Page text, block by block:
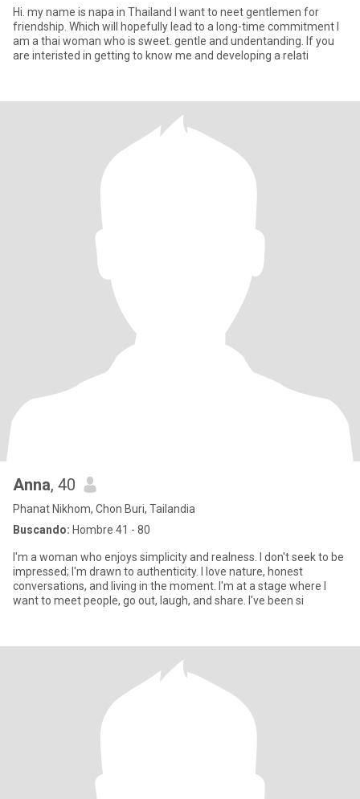
Hi. my name is napa in Thailand I want to neet gentlemen for
friendship. Which will hopefully lead to a long-time commitment I
am a thai woman who is sweet. gentle and undentanding. If you
are interisted in getting to know me and developing a relati
Anna, 40
Phanat Nikhom, Chon Buri, Tailandia
Buscando: Hombre 41 - 80
I'm a woman who enjoys simplicity and realness. I don't seek to be
impressed; I'm drawn to authenticity. I love nature, honest
conversations, and living in the moment. I'm at a stage where I
want to meet people, go out, laugh, and share. I've been si